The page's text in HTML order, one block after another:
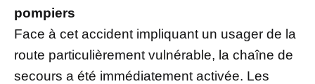
pompiers
Face à cet accident impliquant un usager de la
route particulièrement vulnérable, la chaîne de
secours a été immédiatement activée. Les